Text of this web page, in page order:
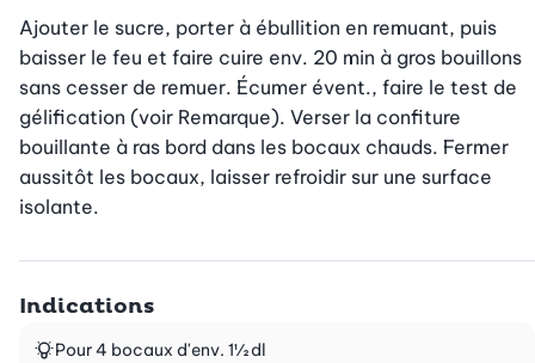
Ajouter le sucre, porter à ébullition en remuant, puis
baisser le feu et faire cuire env. 20 min à gros bouillons
sans cesser de remuer. Écumer évent., faire le test de
gélification (voir Remarque). Verser la confiture
bouillante à ras bord dans les bocaux chauds. Fermer
aussitôt les bocaux, laisser refroidir sur une surface
isolante.
Indications
Pour 4 bocaux d'env. 1½ dl